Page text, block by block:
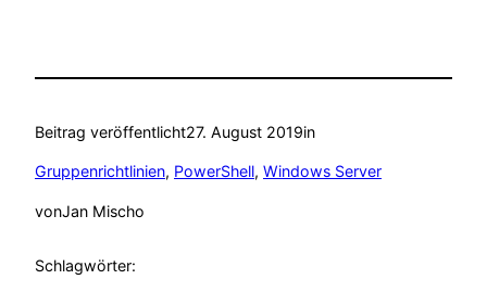
Beitrag veröffentlicht27. August 2019in
Gruppenrichtlinien, PowerShell, Windows Server
vonJan Mischo
Schlagwörter: